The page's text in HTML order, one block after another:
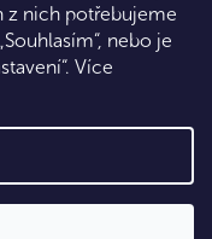
z nich potřebujeme
nebo je
Více
spol. s r.o.. Všechna